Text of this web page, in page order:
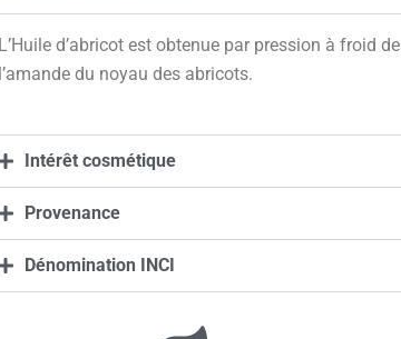
L’Huile d’abricot est obtenue par pression à froid de
l’amande du noyau des abricots.
Intérêt cosmétique
Provenance
Dénomination INCI